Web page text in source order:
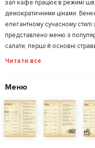
зал кафе працює в режимі
демократичними цінами.
елегантному сучасному
представлено меню з
салати, перші й основні
Читати все
Меню